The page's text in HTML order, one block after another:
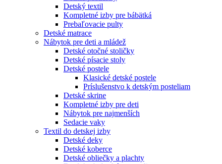
Detský textil
Kompletné izby pre bábätká
Prebaľovacie pulty
Detské matrace
Nábytok pre deti a mládež
Detské otočné stoličky
Detské písacie stoly
Detské postele
Klasické detské postele
Príslušenstvo k detským posteliam
Detské skrine
Kompletné izby pre deti
Nábytok pre najmenších
Sedacie vaky
Textil do detskej izby
Detské deky
Detské koberce
Detské obliečky a plachty